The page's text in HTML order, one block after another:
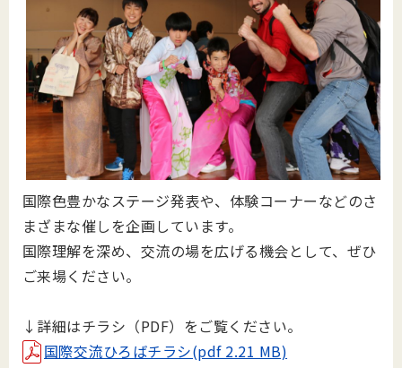
国際色豊かなステージ発表や、体験コーナーなどのさ
まざまな催しを企画しています。
国際理解を深め、交流の場を広げる機会として、ぜひ
ご来場ください。
↓詳細はチラシ（PDF）をご覧ください。
国際交流ひろばチラシ(pdf 2.21 MB)